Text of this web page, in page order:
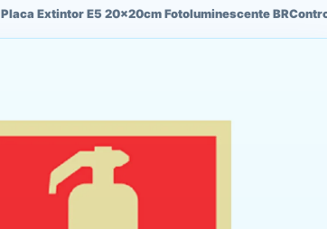
Placa Extintor E5 20x20cm Fotoluminescente